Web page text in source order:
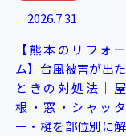
2026.7.31
【熊本のリフォー
ム】台風被害が出た
ときの対処法｜屋
根・窓・シャッタ
ー・樋を部位別に解